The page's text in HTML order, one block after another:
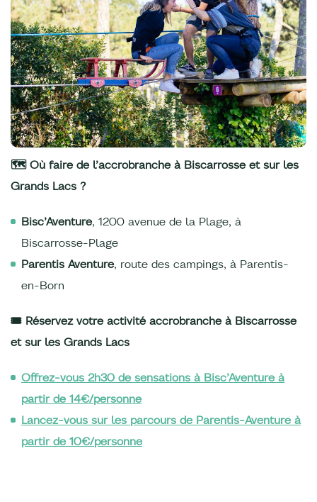
🗺️ Où faire de l’accrobranche à Biscarrosse et sur les
Grands Lacs ?
Bisc’Aventure, 1200 avenue de la Plage, à
Biscarrosse-Plage
Parentis Aventure, route des campings, à Parentis-
en-Born
🎟️ Réservez votre activité accrobranche à Biscarrosse
et sur les Grands Lacs
Offrez-vous 2h30 de sensations à Bisc’Aventure à
partir de 14€/personne
Lancez-vous sur les parcours de Parentis-Aventure à
partir de 10€/personne